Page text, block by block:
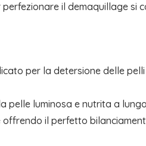
il demaquillage si
per la detersione delle pelli
pelle luminosa e nutrita a
il perfetto